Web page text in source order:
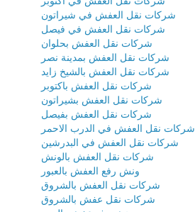
شركات نقل العفش في شيراتون
شركات نقل العفش في فيصل
شركات نقل العفش بحلوان
شركات نقل العفش بمدينة نصر
شركات نقل العفش بالشيخ زايد
شركات نقل العفش باكتوبر
شركات نقل العفش بشيراتون
شركات نقل العفش بفيصل
شركات نقل العفش في الدرب الاحمر
شركات نقل العفش في البدرشين
شركات نقل العفش بالونش
ونش رفع العفش بالعبور
شركات نقل العفش بالشروق
شركات نقل عفش بالشروق